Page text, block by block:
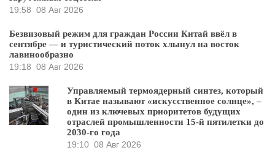
19:58 08 Авг 2026
Безвизовый режим для граждан России Китай ввёл в
сентябре — и туристический поток хлынул на восток
лавинообразно
19:18 08 Авг 2026
Управляемый термоядерный синтез, который
в Китае называют «искусственное солнце», –
один из ключевых приоритетов будущих
отраслей промышленности 15-й пятилетки до
2030-го года
19:10 08 Авг 2026